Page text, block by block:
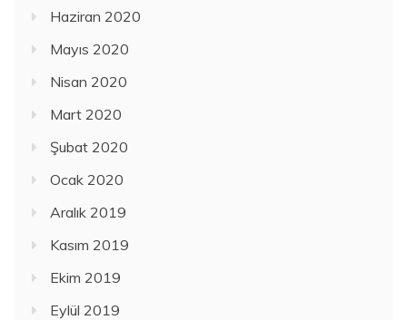
Haziran 2020
Mayıs 2020
Nisan 2020
Mart 2020
Şubat 2020
Ocak 2020
Aralık 2019
Kasım 2019
Ekim 2019
Eylül 2019